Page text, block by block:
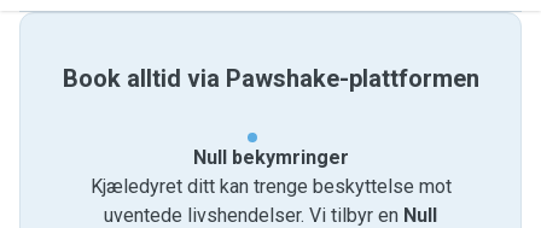
Book alltid via Pawshake-plattformen
Null bekymringer
Kjæledyret ditt kan trenge beskyttelse mot
uventede livshendelser. Vi tilbyr en Null